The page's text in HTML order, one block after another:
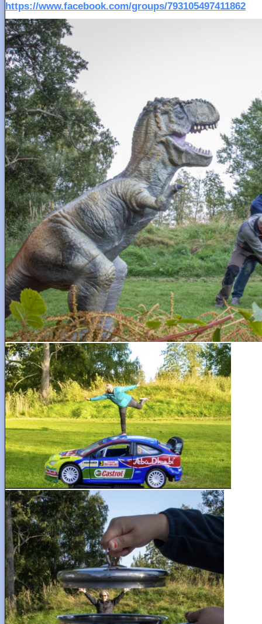
https://www.facebook.com/groups/793105497411862